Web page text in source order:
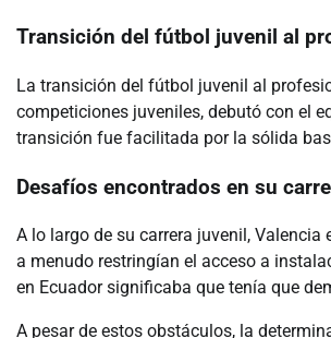
Transición del fútbol juvenil al
La transición del fútbol juvenil al
competiciones juveniles, debutó con el
transición fue facilitada por la sólida
Desafíos encontrados en su
A lo largo de su carrera juvenil,
a menudo restringían el acceso a
en Ecuador significaba que tenía que
A pesar de estos obstáculos, la